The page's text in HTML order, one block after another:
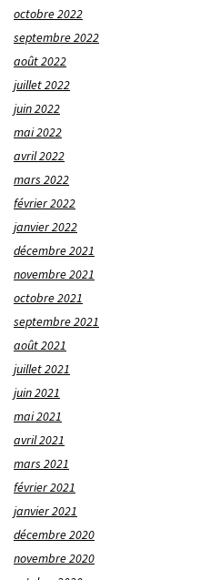
octobre 2022
septembre 2022
août 2022
juillet 2022
juin 2022
mai 2022
avril 2022
mars 2022
février 2022
janvier 2022
décembre 2021
novembre 2021
octobre 2021
septembre 2021
août 2021
juillet 2021
juin 2021
mai 2021
avril 2021
mars 2021
février 2021
janvier 2021
décembre 2020
novembre 2020